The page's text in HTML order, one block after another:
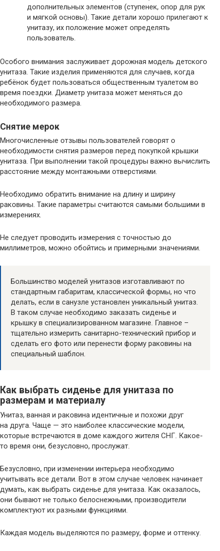
дополнительных элементов (ступенек, опор для рук
и мягкой основы). Такие детали хорошо прилегают к
унитазу, их положение может определять
пользователь.
Особого внимания заслуживает дорожная модель детского
унитаза. Такие изделия применяются для случаев, когда
ребёнок будет пользоваться общественным туалетом во
время поездки. Диаметр унитаза может меняться до
необходимого размера.
Снятие мерок
Многочисленные отзывы пользователей говорят о
необходимости снятия размеров перед покупкой крышки
унитаза. При выполнении такой процедуры важно вычислить
расстояние между монтажными отверстиями.
Необходимо обратить внимание на длину и ширину
раковины. Такие параметры считаются самыми большими в
измерениях.
Не следует проводить измерения с точностью до
миллиметров, можно обойтись и примерными значениями.
Большинство моделей унитазов изготавливают по
стандартным габаритам, классической формы, но что
делать, если в санузле установлен уникальный унитаз.
В таком случае необходимо заказать сиденье и
крышку в специализированном магазине. Главное –
тщательно измерить санитарно-технический прибор и
сделать его фото или перенести форму раковины на
специальный шаблон.
Как выбрать сиденье для унитаза по
размерам и материалу
Унитаз, ванная и раковина идентичные и похожи друг
на друга. Чаще — это наиболее классические модели,
которые встречаются в доме каждого жителя СНГ. Какое-
то время они, безусловно, прослужат.
Безусловно, при изменении интерьера необходимо
учитывать все детали. Вот в этом случае человек начинает
думать, как выбрать сиденье для унитаза. Как оказалось,
они бывают не только белоснежными, производители
комплектуют их разными функциями.
Каждая модель выделяются по размеру, форме и оттенку.